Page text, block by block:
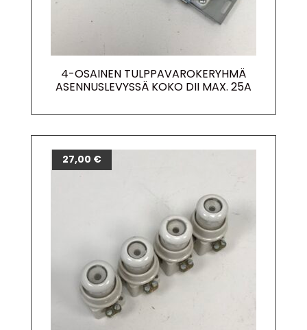
4-OSAINEN TULPPAVAROKERYHMÄ
ASENNUSLEVYSSÄ KOKO DII MAX. 25A
27,00 €